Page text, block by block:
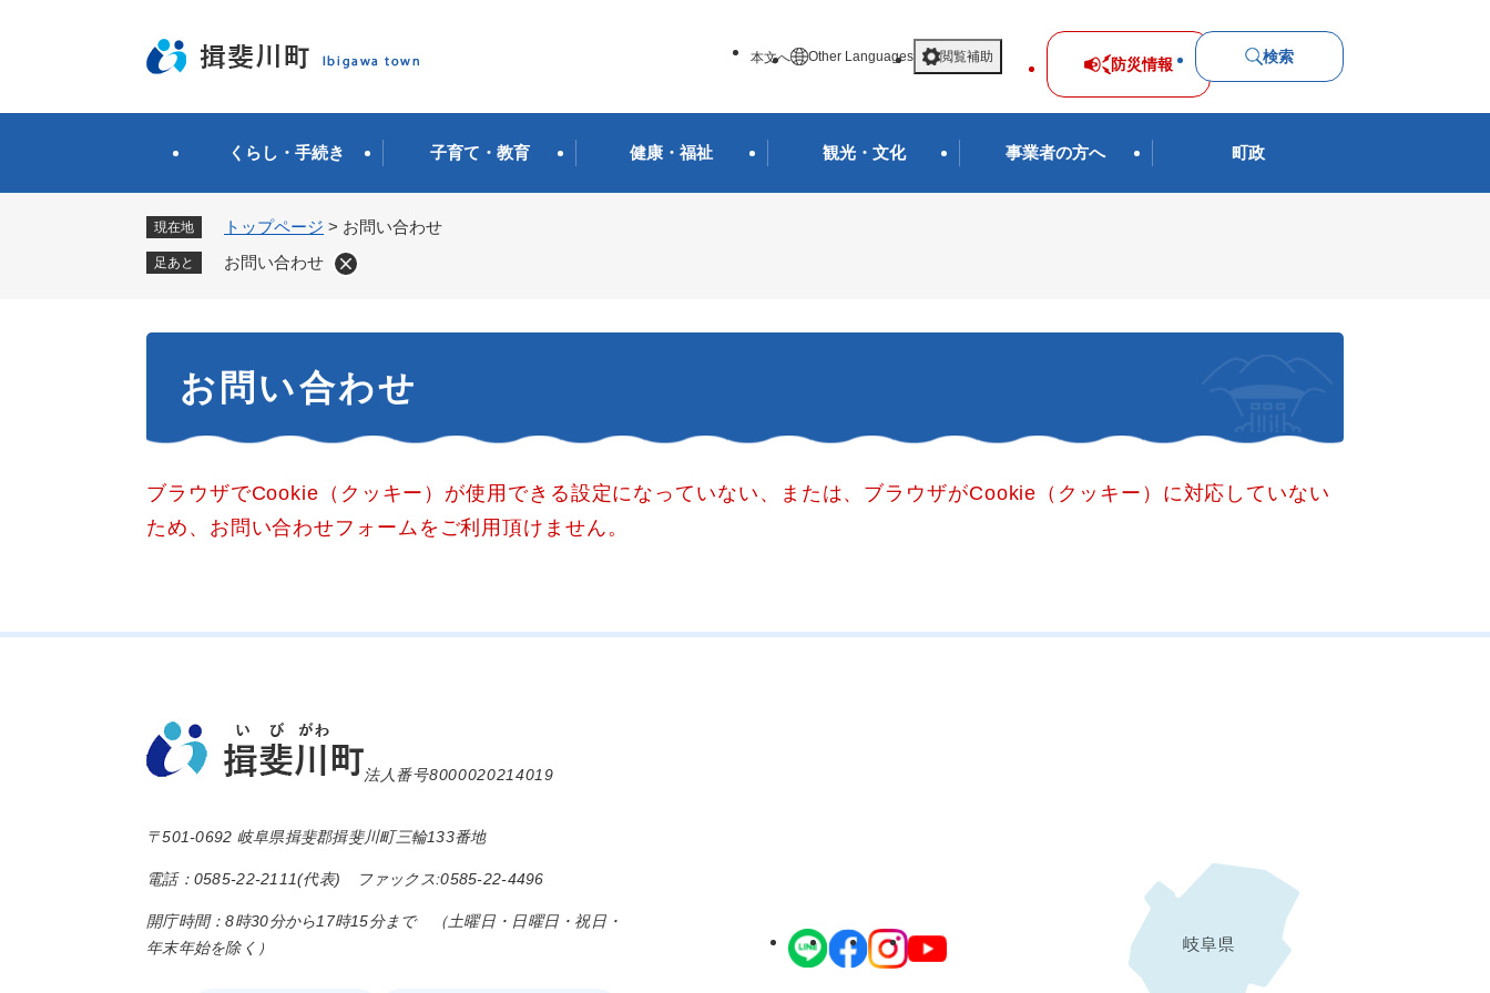
先
す
本文へ Other Languages 閲覧補助 防災情報 検索
くらし・手続き 子育て・教育 健康・福祉 観光・文化 事業者の方へ 町政
現在地 トップページ > お問い合わせ
足あと お問い合わせ
お問い合わせ
ブラウザでCookie（クッキー）が使用できる設定になっていない、または、ブラウザがCookie（クッキー）に対応していない
ため、お問い合わせフォームをご利用頂けません。
法人番号8000020214019
〒501-0692 岐阜県揖斐郡揖斐川町三輪133番地
電話：0585-22-2111(代表) ファックス:0585-22-4496
開庁時間：8時30分から17時15分まで （土曜日・日曜日・祝日・
年末年始を除く）